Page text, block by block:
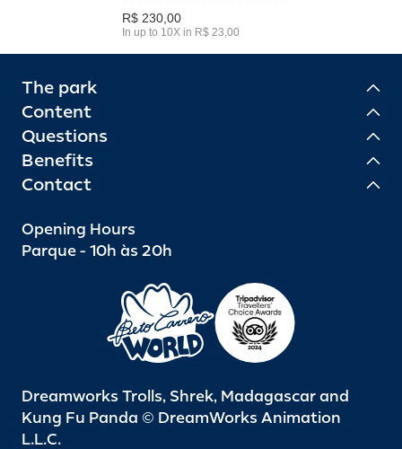
R$ 230,00
In up to 10X in R$ 23,00
The park
Content
Questions
Benefits
Contact
Opening Hours
Parque - 10h às 20h
Dreamworks Trolls, Shrek, Madagascar and
Kung Fu Panda © DreamWorks Animation
L.L.C.